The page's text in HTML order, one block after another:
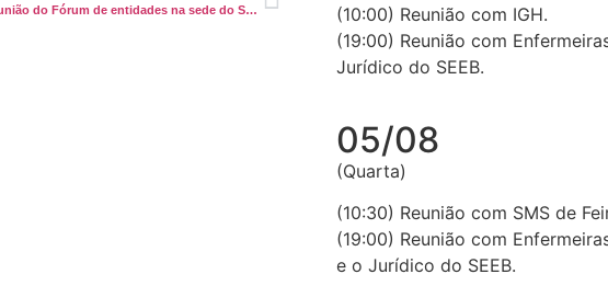
Reunião do Fórum de entidades na sede do SEEB
(10:00) Reunião com IGH.
(19:00) Reunião com
Jurídico do SEEB.
05/08
(Quarta)
(10:30) Reunião com SMS de
(19:00) Reunião com
e o Jurídico do SEEB.